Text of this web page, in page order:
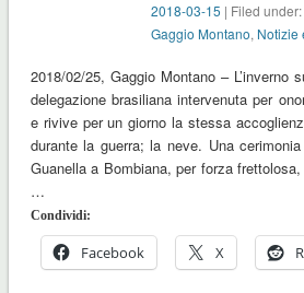
2018-03-15 | Filed
Gaggio Montano, Notizie
2018/02/25, Gaggio Montano – L’inverno
delegazione brasiliana intervenuta per
e rivive per un giorno la stessa
durante la guerra; la neve. Una
Guanella a Bombiana, per forza
…
Condividi:
Facebook X